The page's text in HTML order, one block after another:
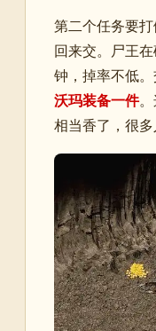
第二个任务要
回来交。尸王
钟，掉率不低
沃玛装备一件
相当香了，很多